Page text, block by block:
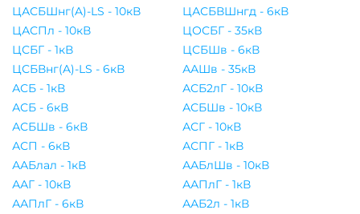
ЦАСБШнг(A)-LS - 10кВ
ЦАСБВШнгд - 6кВ
ЦАСПл - 10кВ
ЦОСБГ - 35кВ
ЦСБГ - 1кВ
ЦСБШв - 6кВ
ЦСБВнг(A)-LS - 6кВ
ААШв - 35кВ
АСБ - 1кВ
АСБ2лГ - 10кВ
АСБ - 6кВ
АСБШв - 10кВ
АСБШв - 6кВ
АСГ - 10кВ
АСП - 6кВ
АСПГ - 1кВ
ААБлал - 1кВ
ААБлШв - 10кВ
ААГ - 10кВ
ААПлГ - 1кВ
ААПлГ - 6кВ
ААБ2л - 1кВ